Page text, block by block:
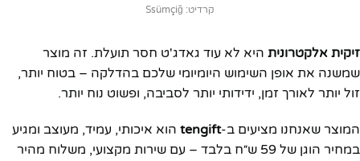
קרדיט: Ssümçiğ
זיקית אלקטרונית היא לא עוד גאדג'ט חסר תועלת. זה מוצר
שמשנה את אופן השימוש היומיומי שלכם בהדלקה – בטוח יותר,
זול יותר לאורך זמן, ידידותי יותר לסביבה, ופשוט נוח יותר.
המוצר שאנחנו מציעים ב-tengift הוא איכותי, עמיד, מעוצב ומגיע
במחיר הוגן של 59 ש״ח בלבד – עם שירות מקצועי, משלוח מהיר